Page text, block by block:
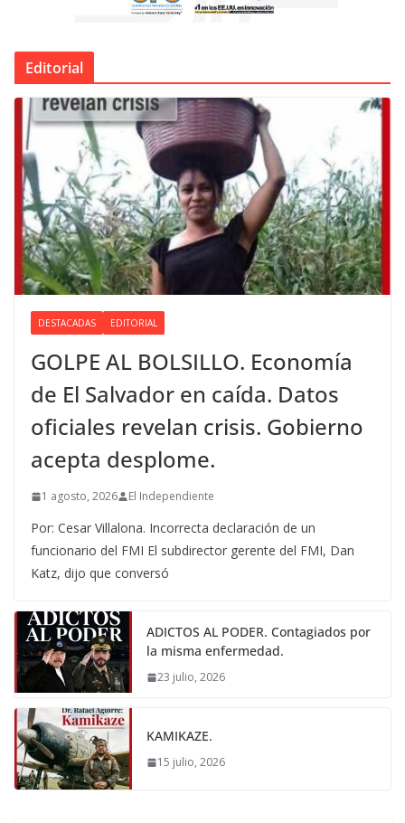
Editorial
DESTACADAS EDITORIAL
GOLPE AL BOLSILLO. Economía
de El Salvador en caída. Datos
oficiales revelan crisis. Gobierno
acepta desplome.
1 agosto, 2026 El Independiente
Por: Cesar Villalona. Incorrecta declaración de un
funcionario del FMI El subdirector gerente del FMI, Dan
Katz, dijo que conversó
ADICTOS AL PODER. Contagiados por
la misma enfermedad.
23 julio, 2026
KAMIKAZE.
15 julio, 2026